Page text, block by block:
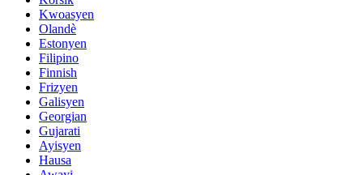
Kwoasyen
Olandè
Estonyen
Filipino
Finnish
Frizyen
Galisyen
Georgian
Gujarati
Ayisyen
Hausa